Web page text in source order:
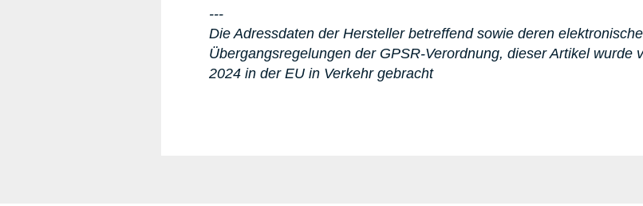
---
Die Adressdaten der Hersteller betreffend sowie deren
Übergangsregelungen der GPSR-Verordnung, dieser Artikel wurde
2024 in der EU in Verkehr gebracht